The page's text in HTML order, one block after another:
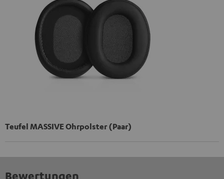
Teufel MASSIVE Ohrpolster (Paar)
Bewertungen